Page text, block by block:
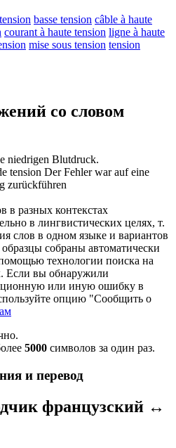
basse tension câble à haute
courant à haute tension ligne à haute
mise sous tension tension
со словом
niedrigen Blutdruck.
tension Der Fehler war auf eine
zurückführen
в разных контекстах
в лингвистических целях, т.
слов в одном языке и вариантов
собраны автоматически
технологии поиска на
Если вы обнаружили
или иную ошибку в
опцию "Сообщить о
5000 символов за один раз.
и перевод
французский ↔